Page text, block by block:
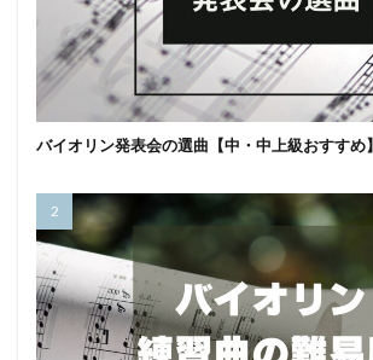
バイオリン発表会の選曲【中・中上級おすすめ】